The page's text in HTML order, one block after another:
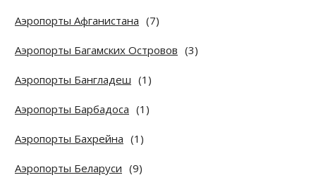
Аэропорты Афганистана (7)
Аэропорты Багамских Островов (3)
Аэропорты Бангладеш (1)
Аэропорты Барбадоса (1)
Аэропорты Бахрейна (1)
Аэропорты Беларуси (9)